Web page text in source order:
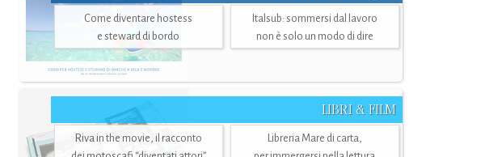
Come diventare hostess
e steward di bordo
Italsub: sommersi dal lavoro
non è solo un modo di dire
LIBRI & FILM
Riva in the movie, il racconto
Libreria Mare di carta,